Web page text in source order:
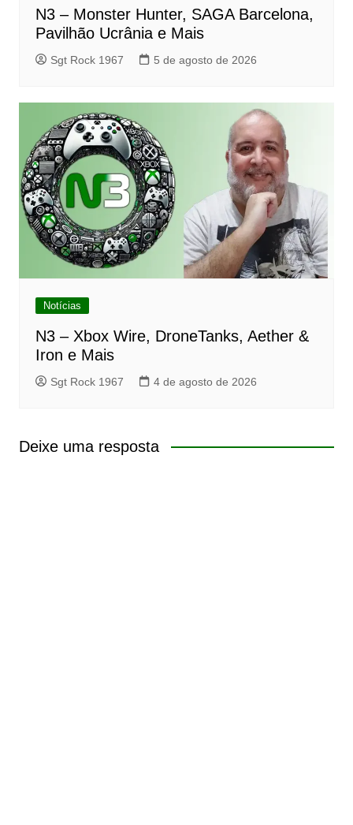
N3 – Monster Hunter, SAGA Barcelona,
Pavilhão Ucrânia e Mais
Sgt Rock 1967 5 de agosto de 2026
Notícias
N3 – Xbox Wire, DroneTanks, Aether &
Iron e Mais
Sgt Rock 1967 4 de agosto de 2026
Deixe uma resposta